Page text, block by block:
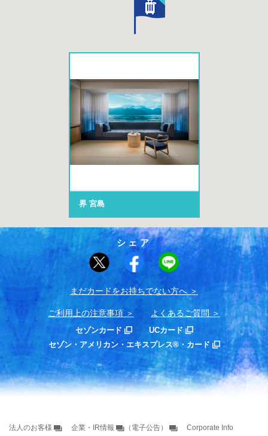
界 宮島
シェア
まだカードをお持ちでない⽅へ
ご利用上の注意事項 よくあるご質問
セゾンカード
UCカード
セゾン・アメリカン・エキスプレス®・カード
法人のお客様 企業・IR情報 （電子公告） Corporate Info